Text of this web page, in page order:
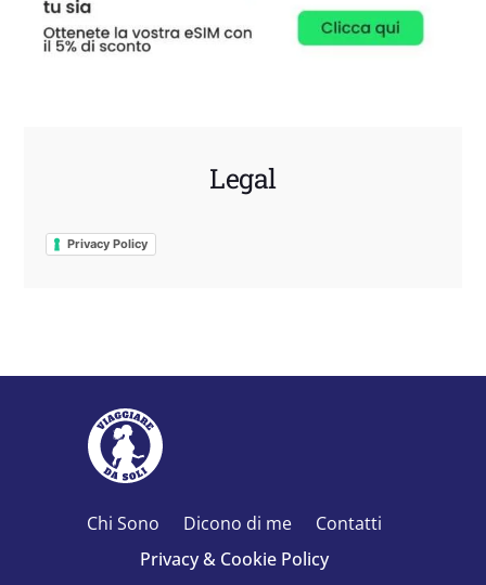
Legal
Privacy Policy
Chi Sono Dicono di me
Contatti
Privacy & Cookie Policy